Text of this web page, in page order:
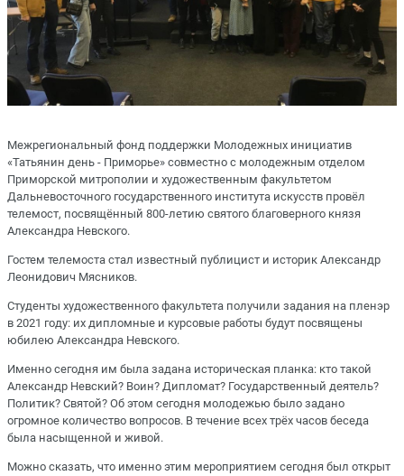
Межрегиональный фонд поддержки Молодежных инициатив
«Татьянин день - Приморье» совместно с молодежным отделом
Приморской митрополии и художественным факультетом
Дальневосточного государственного института искусств провёл
телемост, посвящённый 800-летию святого благоверного князя
Александра Невского.
Гостем телемоста стал известный публицист и историк Александр
Леонидович Мясников.
Студенты художественного факультета получили задания на пленэр
в 2021 году: их дипломные и курсовые работы будут посвящены
юбилею Александра Невского.
Именно сегодня им была задана историческая планка: кто такой
Александр Невский? Воин? Дипломат? Государственный деятель?
Политик? Святой? Об этом сегодня молодежью было задано
огромное количество вопросов. В течение всех трёх часов беседа
была насыщенной и живой.
Можно сказать, что именно этим мероприятием сегодня был открыт